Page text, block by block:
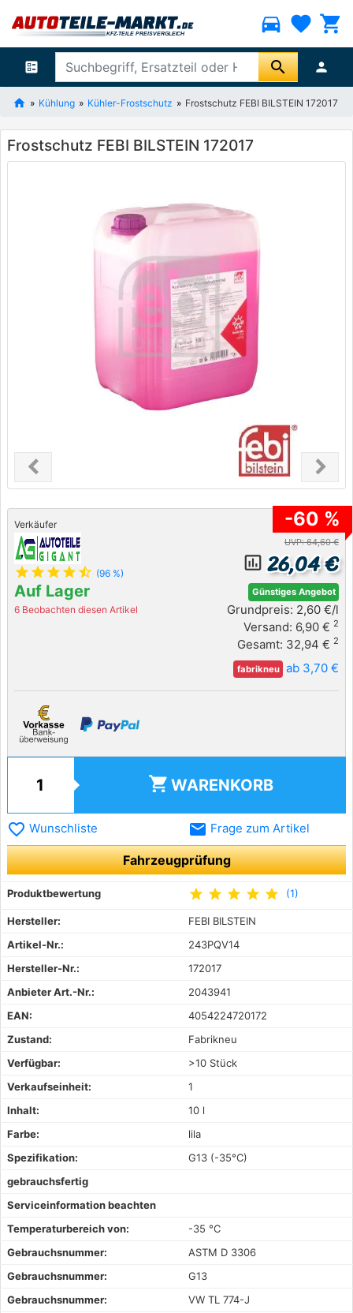
directions_car favorite shopping_cart
ballot search person
Kühlung Kühler-Frostschutz Frostschutz FEBI BILSTEIN 172017
Frostschutz FEBI BILSTEIN 172017
chevron_leftPrevious chevron_right
Next
Verkäufer
star star star star star_half (96 %)
Auf Lager
6 Beobachten diesen Artikel
-60 %
UVP: 64,60 €
insert_chart_outlined 26,04 €
Günstiges Angebot
Grundpreis: 2,60 €/l
Versand: 6,90 € 2
Gesamt: 32,94 € 2
fabrikneu ab 3,70 €
shopping_cart WARENKORB
favorite_border Wunschliste email Frage zum Artikel
Fahrzeugprüfung
Produktbewertung star star star star star (1)
Hersteller:
FEBI BILSTEIN
Artikel-Nr.:
243PQV14
Hersteller-Nr.:
172017
Anbieter Art.-Nr.:
2043941
EAN:
4054224720172
Zustand:
Fabrikneu
Verfügbar:
>10 Stück
Verkaufseinheit:
1
Inhalt:
10 l
Farbe:
lila
Spezifikation:
G13 (-35°C)
gebrauchsfertig
Serviceinformation beachten
Temperaturbereich von:
-35 °C
Gebrauchsnummer:
ASTM D 3306
Gebrauchsnummer:
G13
Gebrauchsnummer:
VW TL 774-J